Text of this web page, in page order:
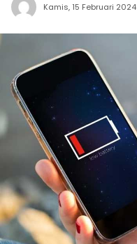
Kamis, 15 Februari 2024